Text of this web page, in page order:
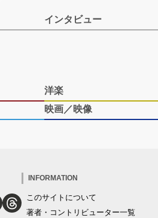
インタビュー
洋楽
映画／映像
INFORMATION
このサイトについて
著者・コントリビューター一覧